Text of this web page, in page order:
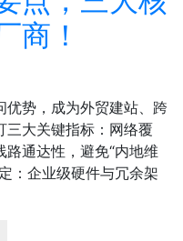
商！
优势，成为外贸建站、跨
三大关键指标：​网络覆
通达性，避免“内地维
：企业级硬件与冗余架